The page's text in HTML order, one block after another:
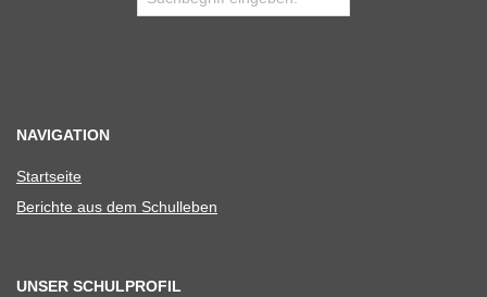
NAVIGATION
Start­seite
Berichte aus dem Schulleben
UNSER SCHULPROFIL